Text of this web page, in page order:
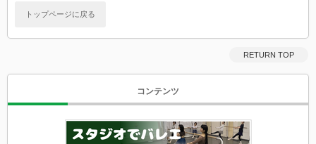
お
品
YouTube
動
トップページに戻る
RETURN TOP
コンテンツ